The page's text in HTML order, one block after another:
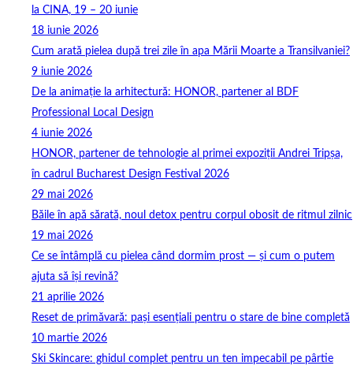
la CINA, 19 – 20 iunie
18 iunie 2026
Cum arată pielea după trei zile în apa Mării Moarte a Transilvaniei?
9 iunie 2026
De la animație la arhitectură: HONOR, partener al BDF
Professional Local Design
4 iunie 2026
HONOR, partener de tehnologie al primei expoziții Andrei Tripșa,
în cadrul Bucharest Design Festival 2026
29 mai 2026
Băile în apă sărată, noul detox pentru corpul obosit de ritmul zilnic
19 mai 2026
Ce se întâmplă cu pielea când dormim prost — și cum o putem
ajuta să își revină?
21 aprilie 2026
Reset de primăvară: pași esențiali pentru o stare de bine completă
10 martie 2026
Ski Skincare: ghidul complet pentru un ten impecabil pe pârtie